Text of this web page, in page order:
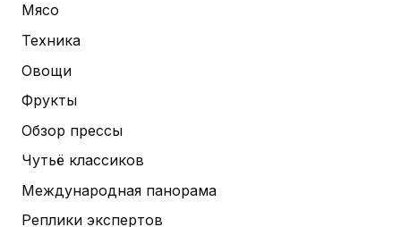
Мясо
Техника
Овощи
Фрукты
Обзор прессы
Чутьё классиков
Международная панорама
Реплики экспертов